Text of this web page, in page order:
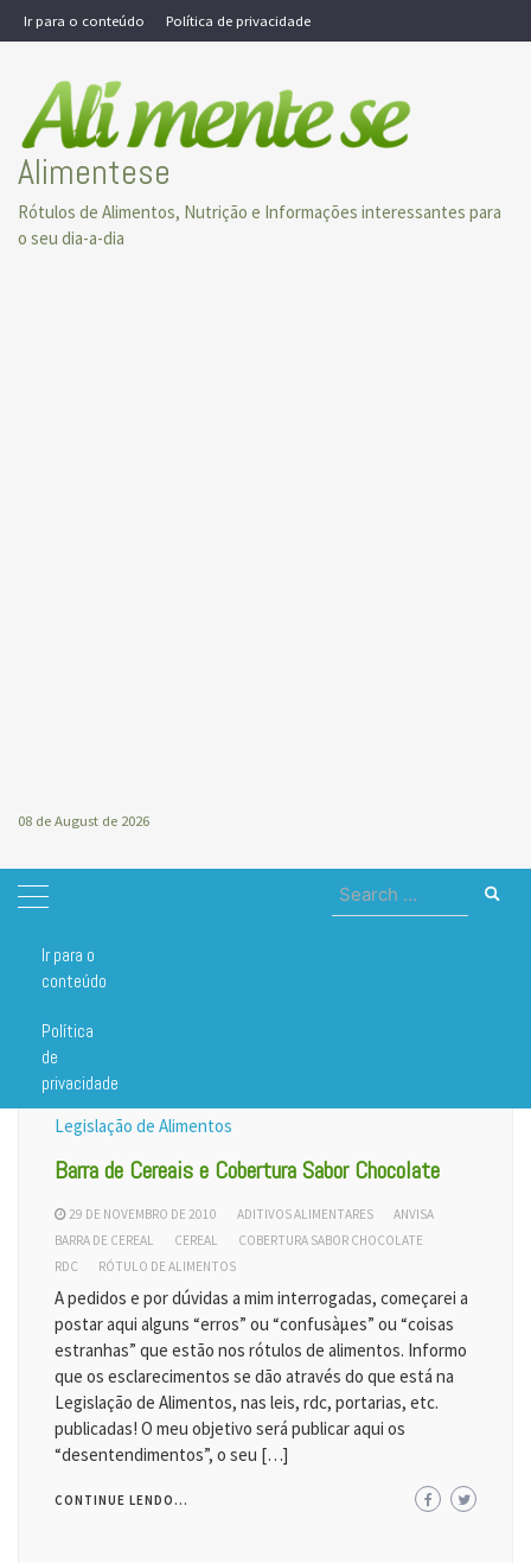
Skip
to
Ir para o conteúdo Política de privacidade
Alimentese
Rótulos de Alimentos, Nutrição e Informações interessantes para
o seu dia-a-dia
08 de August de 2026
Ir para o
conteúdo
Política
de
privacidade
Search
for:
Home RDC
RDC
Legislação de Alimentos
Barra de Cereais e Cobertura Sabor Chocolate
29 DE NOVEMBRO DE 2010 ADITIVOS ALIMENTARES
ANVISA
BARRA DE CEREAL
CEREAL
COBERTURA SABOR CHOCOLATE
RDC
RÓTULO DE ALIMENTOS
A pedidos e por dúvidas a mim interrogadas, começarei a
postar aqui alguns “erros” ou “confusàµes” ou “coisas
estranhas” que estão nos rótulos de alimentos. Informo
que os esclarecimentos se dão através do que está na
Legislação de Alimentos, nas leis, rdc, portarias, etc.
publicadas! O meu objetivo será publicar aqui os
“desentendimentos”, o seu […]
CONTINUE LENDO...